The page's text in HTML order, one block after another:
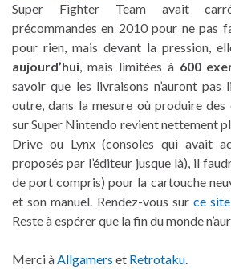
Super Fighter Team avait
précommandes en 2010 pour ne pas
pour rien, mais devant la pression,
aujourd’hui, mais limitées à 600
savoir que les livraisons n’auront pas
outre, dans la mesure où produire des
sur Super Nintendo revient nettement
Drive ou Lynx (consoles qui avait
proposés par l’éditeur jusque là), il
de port compris) pour la cartouche
et son manuel. Rendez-vous surce site
Reste à espérer que la fin du monde
Merci àAllgamers et Retrotaku.